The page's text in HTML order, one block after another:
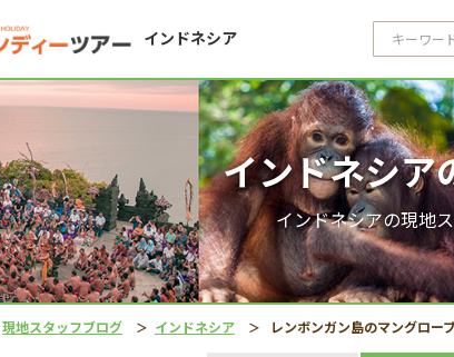
インドネシア
インドネシア
インドネシアの現地
現地スタッフブログ インドネシア レンボンガン島のマングローブの森【バリ島・観